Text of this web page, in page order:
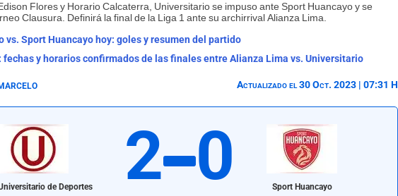
Flores y Horario Calcaterra, Universitario se impuso ante Sport Huancayo y se
Clausura. Definirá la final de la Liga 1 ante su archirrival Alianza Lima.
vs. Sport Huancayo hoy: goles y resumen del partido
fechas y horarios confirmados de las finales entre Alianza Lima vs. Universitario
Actualizado el 30 Oct. 2023 | 07:31 H
de Deportes 2 0 Sport Huancayo